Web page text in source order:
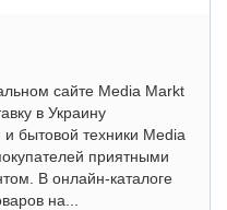
сайте Media Markt
в Украину
и бытовой техники Media
приятными
В онлайн-каталоге
на...